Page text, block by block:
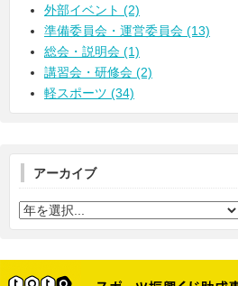
外部イベント (2)
準備委員会・運営委員会 (13)
総会・説明会 (1)
講習会・研修会 (2)
軽スポーツ (34)
アーカイブ